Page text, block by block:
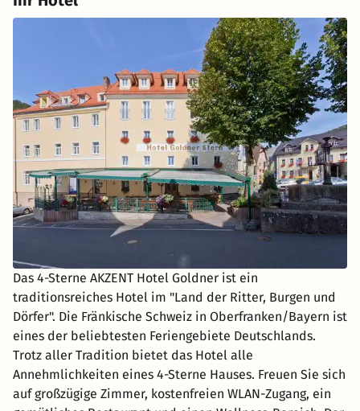
Das 4-Sterne AKZENT Hotel Goldner ist ein
traditionsreiches Hotel im "Land der Ritter, Burgen und
Dörfer". Die Fränkische Schweiz in Oberfranken/Bayern ist
eines der beliebtesten Feriengebiete Deutschlands.
Trotz aller Tradition bietet das Hotel alle
Annehmlichkeiten eines 4-Sterne Hauses. Freuen Sie sich
auf großzügige Zimmer, kostenfreien WLAN-Zugang, ein